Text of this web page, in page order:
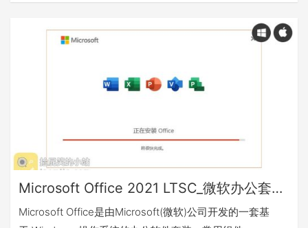
种文件 LibreOffice与多种文档格式兼容，例如
Microsoft Office 2021 LTSC_微软办公套件_Win&Mac
Microsoft Office是由Microsoft(微软)公司开发的一套基